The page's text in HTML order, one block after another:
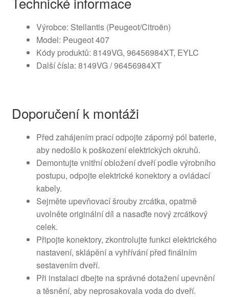
Výrobce: Stellantis (Peugeot/Citroën)
Model: Peugeot 407
Kódy produktů: 8149VG, 96456984XT, EYLC
Další čísla: 8149VG / 96456984XT
Doporučení k montáži
Před zahájením prací odpojte záporný pól baterie,
aby nedošlo k poškození elektrických okruhů.
Demontujte vnitřní obložení dveří podle výrobního
postupu, odpojte elektrické konektory a ovládací
kabely.
Sejměte upevňovací šrouby zrcátka, opatrně
uvolněte originální díl a nasaďte nový zrcátkový
celek.
Připojte konektory, zkontrolujte funkci elektrického
nastavení, sklápění a vyhřívání před finálním
sestavením dveří.
Při instalaci dbejte na správné dotažení upevnění
a těsnění, aby neprosakovala voda do dveří.